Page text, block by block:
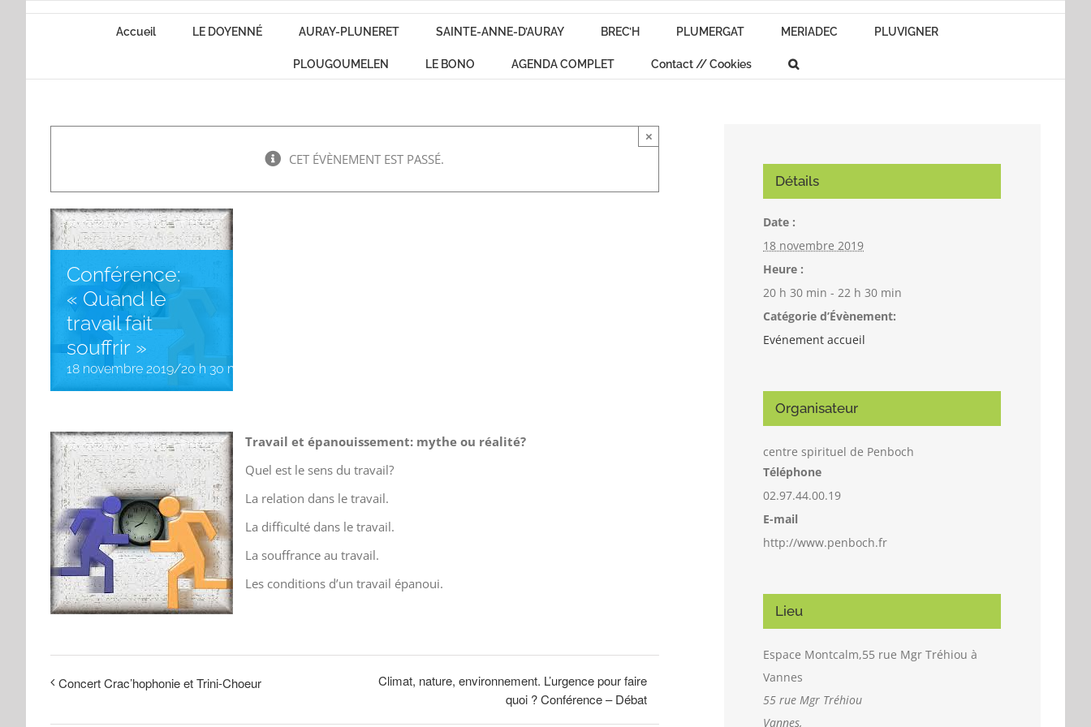
Passer
Accueil LE DOYENNÉ AURAY-PLUNERET SAINTE-ANNE-D’AURAY BREC’H PLUMERGAT MERIADEC PLUVIGNER
PLOUGOUMELEN LE BONO AGENDA COMPLET Contact // Cookies
CET ÉVÈNEMENT EST PASSÉ.
×
Conférence:
« Quand le
travail fait
souffrir »
18 novembre 2019/20 h 30 min
Travail et épanouissement: mythe ou réalité?
Quel est le sens du travail?
La relation dans le travail.
La difficulté dans le travail.
La souffrance au travail.
Les conditions d’un travail épanoui.
Concert Crac’hophonie et Trini-Choeur
Climat, nature, environnement. L’urgence pour faire
quoi ? Conférence – Débat
Détails
Date :
18 novembre 2019
Heure :
20 h 30 min - 22 h 30 min
Catégorie d’Évènement:
Evénement accueil
Organisateur
centre spirituel de Penboch
Téléphone
02.97.44.00.19
E-mail
http://www.penboch.fr
Lieu
Espace Montcalm,55 rue Mgr Tréhiou à
Vannes
55 rue Mgr Tréhiou
Vannes,